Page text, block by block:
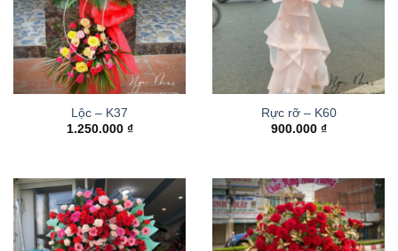
Lộc – K37
1.250.000 ₫
Rực rỡ – K60
900.000 ₫